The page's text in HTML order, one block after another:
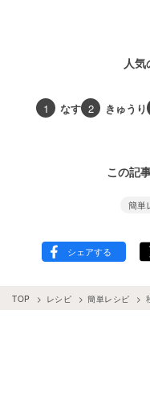
人
1 なす 2 きゅうり
この記
簡単
TOP レシピ 簡単レシピ